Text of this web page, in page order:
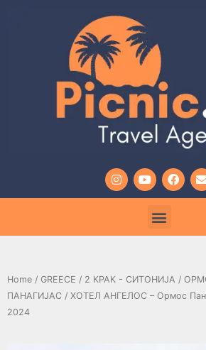
Home / GREECE / 2 КРАК - СИТОНИЈА /
ПАНАГИЈАС / ХОТЕЛ АНГЕЛОС – Ормос
2024